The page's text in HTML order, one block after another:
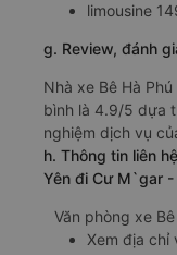
limousine
g. Review, đánh
Nhà xe Bê Hà
bình là 4.9/5 dựa
nghiệm dịch vụ
h. Thông tin liên
Yên đi Cư M`gar -
Văn phòng xe
Xem địa chỉ